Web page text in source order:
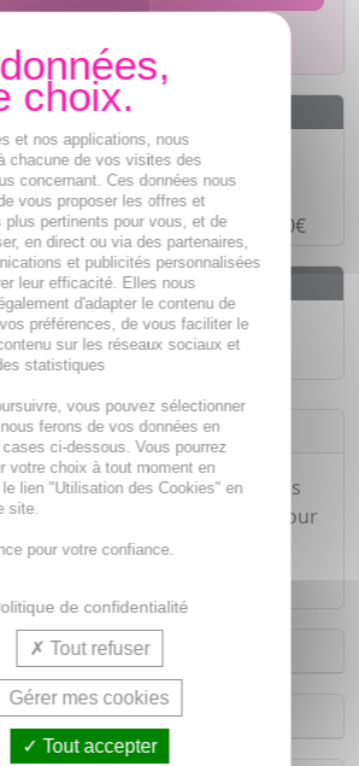
ligneSÉCURISÉ
4 fois sans fraisà partir de 30€
dès55€
Chronopost en 24h*
un lissage spectaculaire (rides
et cernes volatilisés) du contour
formule unique au beurre de
de blé et céramides.
et nos applications, nous
chacune de vos visites des
concernant. Ces données nous
vous proposer les offres et
plus pertinents pour vous, et de
en direct ou via des partenaires,
et publicités personnalisées
leur efficacité. Elles nous
d'adapter le contenu de
préférences, de vous faciliter le
sur les réseaux sociaux et
statistiques
vous pouvez sélectionner
ferons de vos données en
ci-dessous. Vous pourrez
votre choix à tout moment en
lien "Utilisation des Cookies" en
site.
pour votre confiance.
de confidentialité
Tout refuser
Gérer mes cookies
Tout accepter